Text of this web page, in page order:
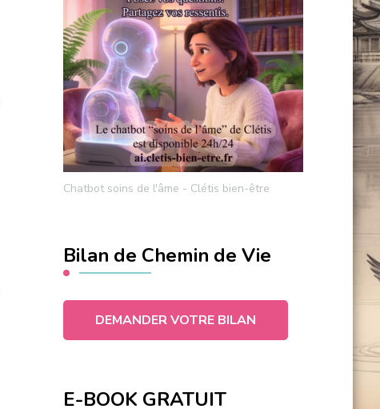
Chatbot soins de l'âme - Clétis bien-être
Bilan de Chemin de Vie
DEMANDER VOTRE BILAN
E-BOOK GRATUIT